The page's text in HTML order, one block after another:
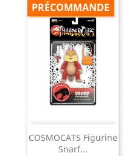
COSMOCATS Figurine
Snarf...
PRÉCOMMANDE